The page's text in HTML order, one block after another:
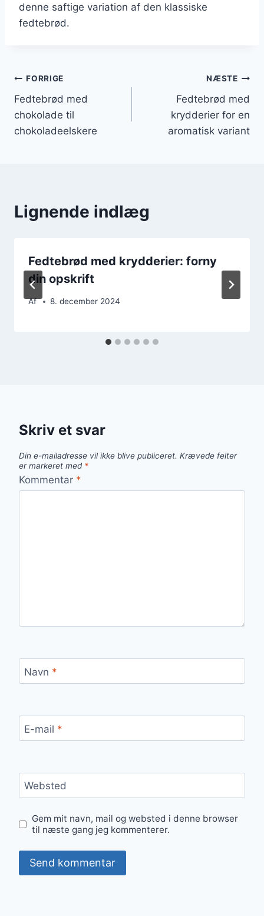
denne saftige variation af den klassiske
fedtebrød.
Indlægsnavigation
FORRIGE
Fedtebrød med
chokolade til
chokoladeelskere
NÆSTE
Fedtebrød med
krydderier for en
aromatisk variant
Lignende indlæg
Fedtebrød med krydderier: forny
din opskrift
Af 8. december 2024
Skriv et svar
Din e-mailadresse vil ikke blive publiceret. Krævede felter
er markeret med *
Kommentar *
Navn *
E-mail *
Websted
Gem mit navn, mail og websted i denne browser
til næste gang jeg kommenterer.